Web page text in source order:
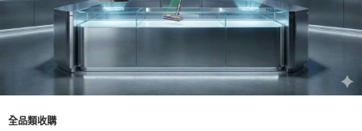
全品類收購